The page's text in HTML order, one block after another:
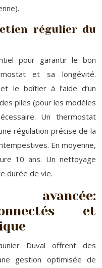
régulier du
pour garantir le bon
et sa longévité.
le boîtier à l’aide d’un
piles (pour les modèles
Un thermostat
régulation précise de la
En moyenne,
10 ans. Un nettoyage
durée de vie.
avancée:
et
Duval offrent des
gestion optimisée de